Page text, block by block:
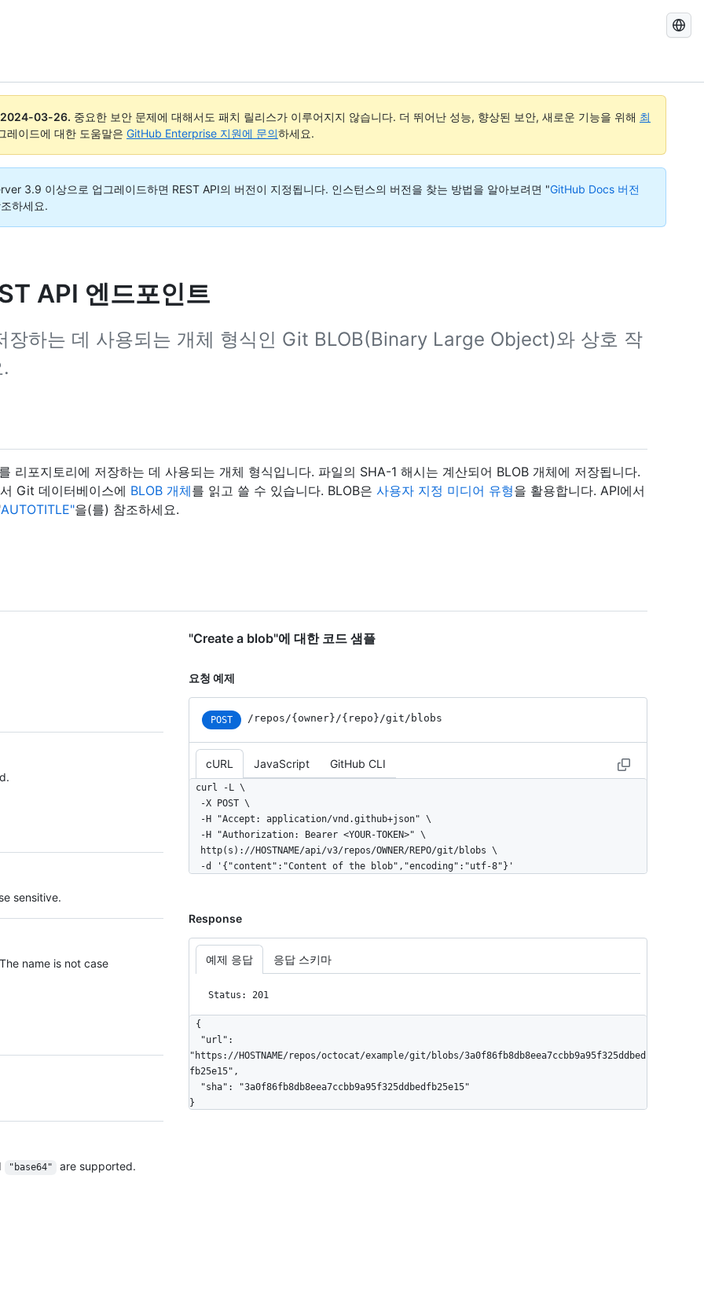
GitHub
색
2024-03-26. 중요한 보안 문제에 대해서도 패치 릴리스가 이루어지지 않습니다. 더 뛰어난 성능, 향상된 보안, 새로운 기능을 위해 최
레이드에 대한 도움말은 GitHub Enterprise 지원에 문의하세요.
3.9 이상으로 업그레이드하면 REST API의 버전이 지정됩니다. 인스턴스의 버전을 찾는 방법을 알아보려면 "GitHub Docs 버전
하세요.
API 엔드포인트
장하는 데 사용되는 개체 형식인 Git BLOB(Binary Large Object)와 상호 작
포지토리에 저장하는 데 사용되는 개체 형식입니다. 파일의 SHA-1 해시는 계산되어 BLOB 개체에 저장됩니다.
Git 데이터베이스에 BLOB 개체를 읽고 쓸 수 있습니다. BLOB은 사용자 지정 미디어 유형을 활용합니다. API에서
AUTOTITLE"을(를) 참조하세요.
sensitive.
name is not case
"base64" are supported.
"Create a blob"에 대한 코드 샘플
요청 예제
POST /repos/{owner}/{repo}/git/blobs
cURL JavaScript GitHub CLI
curl -L \
  -d '{"content":"Content of the blob","encoding":"utf-8"}'
Response
예제 응답 응답 스키마
Status: 201
{
"https://HOSTNAME/repos/octocat/example/git/blobs/3a0f86fb8db8eea7ccbb9a95f325ddbed
fb25e15",
}